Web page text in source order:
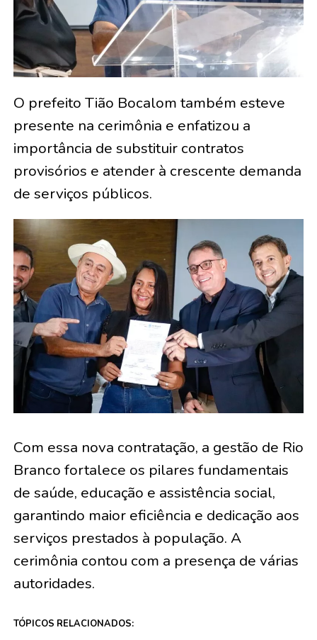
O prefeito Tião Bocalom também esteve
presente na cerimônia e enfatizou a
importância de substituir contratos
provisórios e atender à crescente demanda
de serviços públicos.
Com essa nova contratação, a gestão de Rio
Branco fortalece os pilares fundamentais
de saúde, educação e assistência social,
garantindo maior eficiência e dedicação aos
serviços prestados à população. A
cerimônia contou com a presença de várias
autoridades.
TÓPICOS RELACIONADOS: